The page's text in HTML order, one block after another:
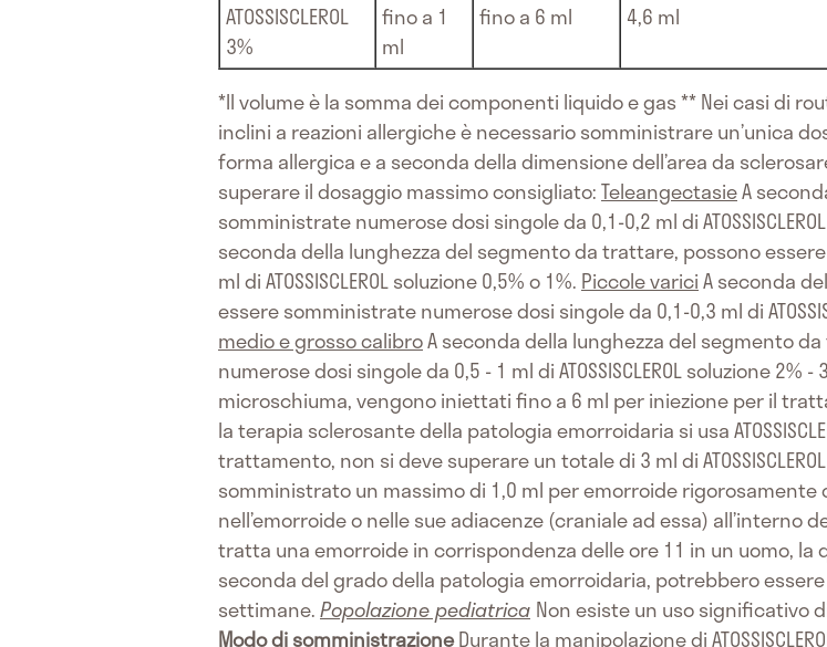
ATOSSISCLEROL
3%
fino a 1
ml
fino a 6 ml 4,6 ml
*Il volume è la somma dei componenti liquido e gas ** Nei casi di
inclini a reazioni allergiche è necessario somministrare un’unica
forma allergica e a seconda della dimensione dell’area da
superare il dosaggio massimo consigliato:TeleangectasieA
somministrate numerose dosi singole da 0,1-0,2 ml di
seconda della lunghezza del segmento da trattare, possono
ml di ATOSSISCLEROL soluzione 0,5% o 1%. Piccole variciA seconda
essere somministrate numerose dosi singole da 0,1-0,3 ml di
medio e grosso calibroA seconda della lunghezza del segmento
numerose dosi singole da 0,5 - 1 ml di ATOSSISCLEROL soluzione 2% -
microschiuma, vengono iniettati fino a 6 ml per iniezione per il
la terapia sclerosante della patologia emorroidaria si usa
trattamento, non si deve superare un totale di 3 ml di
somministrato un massimo di 1,0 ml per emorroide
nell’emorroide o nelle sue adiacenze (craniale ad essa) all’interno
tratta una emorroide in corrispondenza delle ore 11 in un uomo,
seconda del grado della patologia emorroidaria, potrebbero
settimane.Popolazione pediatrica Non esiste un uso significativo di
Modo di somministrazioneDurante la manipolazione di